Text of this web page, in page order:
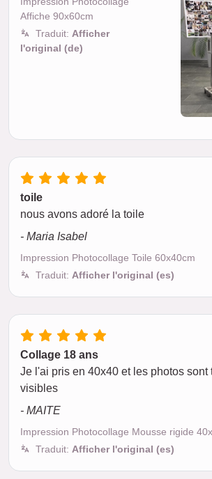
Affiche 90x60cm
Traduit: Afficher
l'original (de)
toile
nous avons adoré la toile
- Maria Isabel
Impression Photocollage Toile 60x40cm
Traduit: Afficher l'original (es)
Collage 18 ans
Je l'ai pris en 40x40 et les photos sont
visibles
- MAITE
Impression Photocollage Mousse rigide
Traduit: Afficher l'original (es)